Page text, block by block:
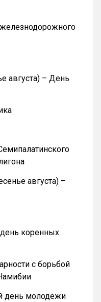
августа) – День
августа) –
коренных
с борьбой
день молодежи